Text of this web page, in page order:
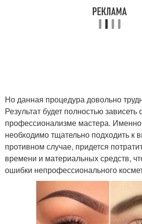
Но данная процедура довольно
Результат будет полностью
профессионализме мастера.
необходимо тщательно подходить к
противном случае, придется
времени и материальных средств,
ошибки непрофессионального